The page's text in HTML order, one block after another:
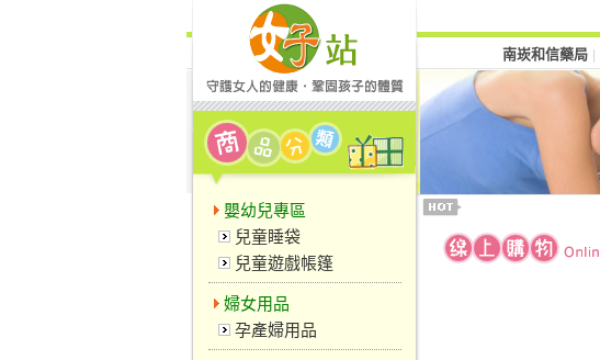
嬰幼兒專區
兒童睡袋
兒童遊戲帳篷
婦女用品
孕產婦用品
南崁和信藥局